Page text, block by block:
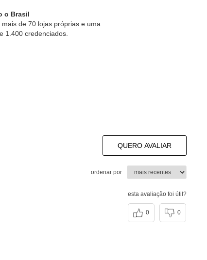
o Brasil
de 70 lojas próprias e uma
1.400 credenciados.
QUERO AVALIAR
ordenar por
esta avaliação foi útil?
0 0